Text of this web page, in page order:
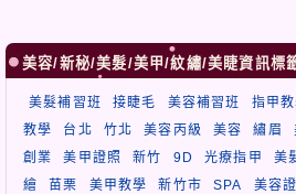
美容/新秘/美髮/美甲/紋繡/美睫資訊標
美髮補習班 接睫毛 美容補習班 指甲
教學
台北 竹北 美容丙級 美容 繡眉
創業
美甲證照 新竹 9D 光療指甲 美
繪
苗栗 美甲教學 新竹市 SPA 美容